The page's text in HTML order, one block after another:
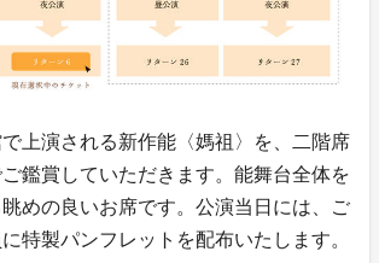
上演される新作能〈媽祖〉を、二階席
鑑賞していただきます。能舞台全体を
眺めの良いお席です。公演当日には、ご
特製パンフレットを配布いたします。